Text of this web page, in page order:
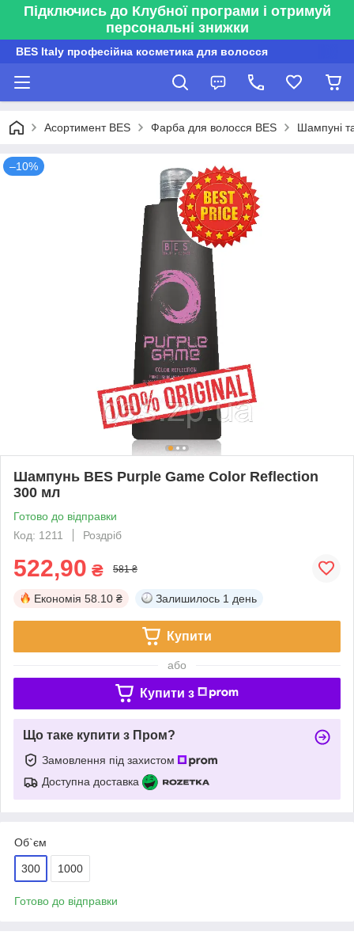
Підключись до Клубної програми і отримуй
персональні знижки
BES Italy професійна косметика для волосся
Асортимент BES Фарба для волосся BES Шампуні
–10%
Шампунь BES Purple Game Color Reflection
300 мл
Готово до відправки
Код: 1211
Роздріб
522,90 ₴ 581 ₴
Економія 58.10 ₴ Залишилось 1 день
Купити
або
Купити з
Що таке купити з Пром?
Замовлення під захистом
Доступна доставка
Об`єм
300 1000
Готово до відправки